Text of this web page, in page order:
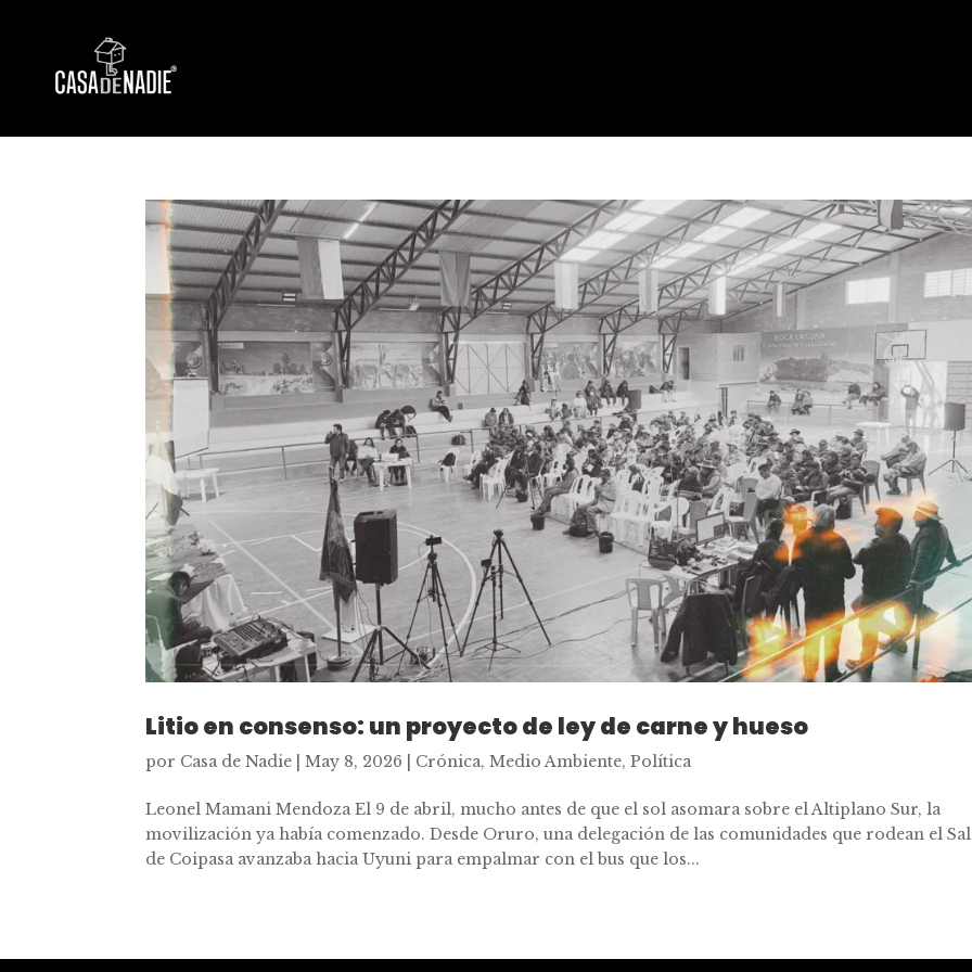
Litio en consenso: un proyecto de ley de carne y hueso
por Casa de Nadie |May 8, 2026 Crónica,Medio Ambiente,Política
Leonel Mamani Mendoza El 9 de abril, mucho antes de que el sol asomara sobre el Altiplano Sur, la
movilización ya había comenzado. Desde Oruro, una delegación de las comunidades que rodean el
de Coipasa avanzaba hacia Uyuni para empalmar con el bus que los...